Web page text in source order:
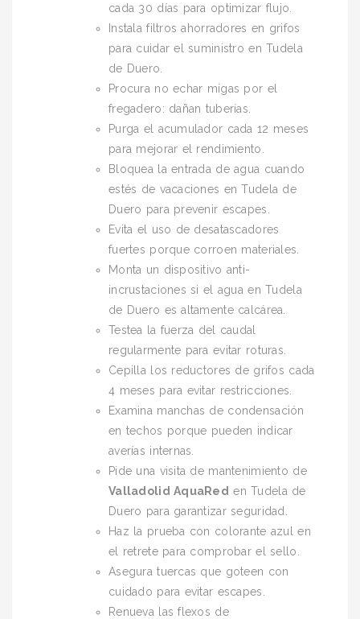
cada 30 días para optimizar flujo.
Instala filtros ahorradores en grifos
para cuidar el suministro en Tudela
de Duero.
Procura no echar migas por el
fregadero: dañan tuberías.
Purga el acumulador cada 12 meses
para mejorar el rendimiento.
Bloquea la entrada de agua cuando
estés de vacaciones en Tudela de
Duero para prevenir escapes.
Evita el uso de desatascadores
fuertes porque corroen materiales.
Monta un dispositivo anti-
incrustaciones si el agua en Tudela
de Duero es altamente calcárea.
Testea la fuerza del caudal
regularmente para evitar roturas.
Cepilla los reductores de grifos cada
4 meses para evitar restricciones.
Examina manchas de condensación
en techos porque pueden indicar
averías internas.
Pide una visita de mantenimiento de
Valladolid AquaRed en Tudela de
Duero para garantizar seguridad.
Haz la prueba con colorante azul en
el retrete para comprobar el sello.
Asegura tuercas que goteen con
cuidado para evitar escapes.
Renueva las flexos de